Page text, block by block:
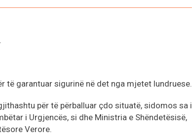
të garantuar sigurinë në det nga mjetet lundruese.
për të përballuar çdo situatë, sidomos sa i
i Urgjencës, si dhe Ministria e Shëndetësisë,
Verore.